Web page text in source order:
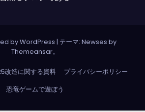
by WordPress | テーマ: Newses by
Themeansar。
改造に関する資料
プライバシーポリシー
恐竜ゲームで遊ぼう